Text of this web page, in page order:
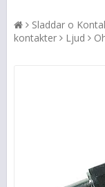
Sladdar o
kontakter
Ljud